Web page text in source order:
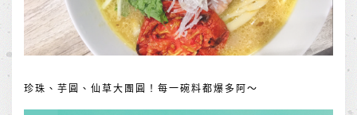
珍珠、芋圓、仙草大團圓！每一碗料都爆多阿～